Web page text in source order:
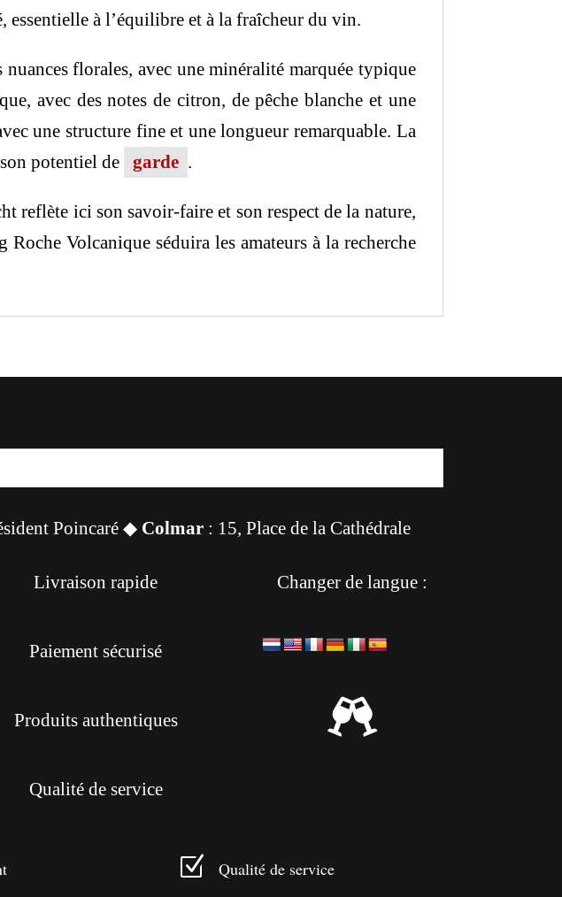
à l’équilibre et à la fraîcheur du vin.
florales, avec une minéralité marquée typique
avec des notes de citron, de pêche blanche et une
une structure fine et une longueur remarquable. La
potentiel de
garde .
reflète ici son savoir-faire et son respect de la nature,
Volcanique séduira les amateurs à la recherche
Poincaré ◆ Colmar : 15, Place de la Cathédrale
Livraison rapide
Paiement sécurisé
Produits authentiques
Qualité de service
Changer de langue :

Z Qualité de service